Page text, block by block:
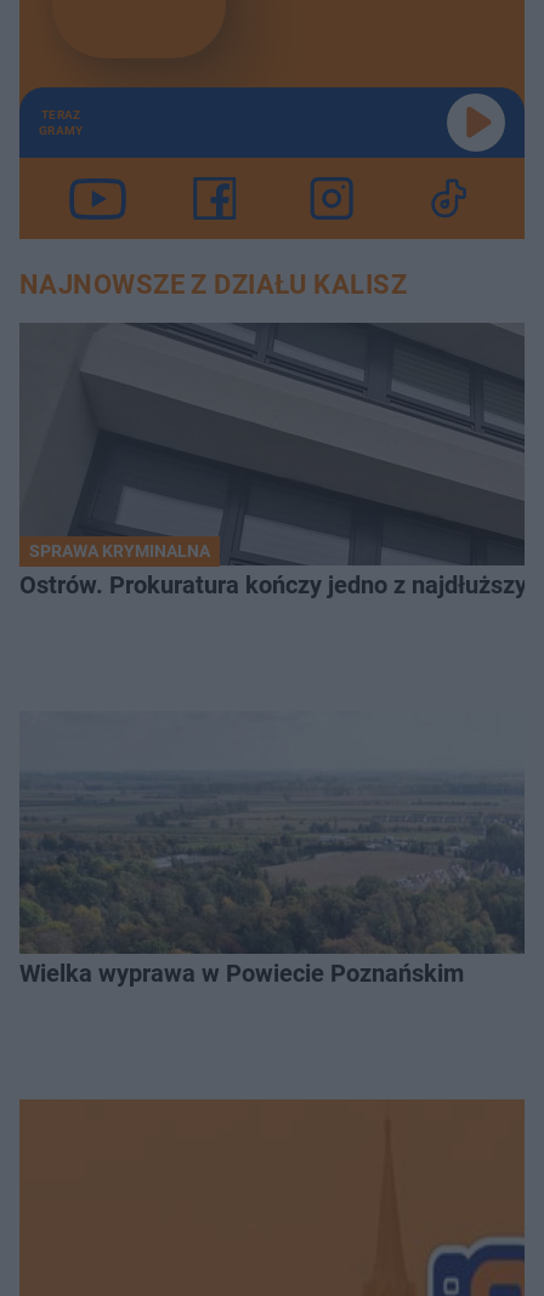
TERAZ
GRAMY
NAJNOWSZE Z DZIAŁU KALISZ
SPRAWA KRYMINALNA
Ostrów. Prokuratura kończy jedno z
Wielka wyprawa w Powiecie Poznańskim